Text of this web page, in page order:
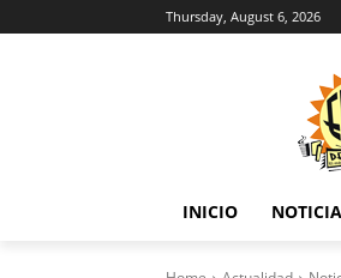
Thursday, August 6, 2026
INICIO